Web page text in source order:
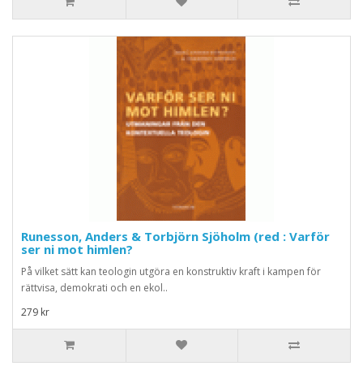
Runesson, Anders & Torbjörn Sjöholm (red : Varför
ser ni mot himlen?
På vilket sätt kan teologin utgöra en konstruktiv kraft i kampen för
rättvisa, demokrati och en ekol..
279 kr